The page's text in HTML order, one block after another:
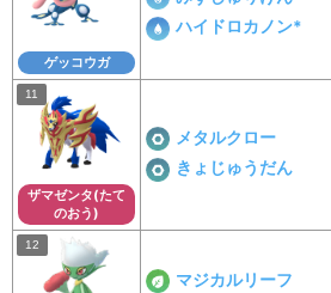
ゲッコウガ
ハイドロカノン*
ザマゼンタ(たて
のおう)
メタルクロー
きょじゅうだん
マジカルリーフ